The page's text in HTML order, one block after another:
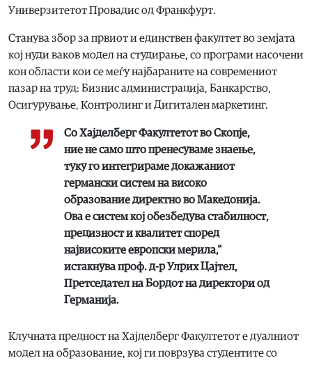
Универзитетот Провадис од Франкфурт.
Станува збор за првиот и единствен факултет во земјата
кој нуди ваков модел на студирање, со програми насочени
кон области кои се меѓу најбараните на современиот
пазар на труд: Бизнис администрација, Банкарство,
Осигурување, Контролинг и Дигитален маркетинг.
Со Хајделберг Факултетот во Скопје,
ние не само што пренесуваме знаење,
туку го интегрираме докажаниот
германски систем на високо
образование директно во Македонија.
Ова е систем кој обезбедува стабилност,
прецизност и квалитет според
највисоките европски мерила,“
истакнува проф. д-р Улрих Цајтел,
Претседател на Бордот на директори од
Германија.
Клучната предност на Хајделберг Факултетот е дуалниот
модел на образование, кој ги поврзува студентите со